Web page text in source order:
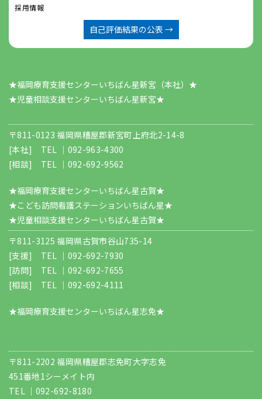
採用情報
自己評価結果の公表 →
★福岡療育支援センターいちばん星新宮（本社）★
​​​​​​​★児童相談支援センターいちばん星新宮★
〒811-0123 福岡県糟屋郡新宮町上府北2-14-8
[本社] TEL ｜ 092-963-4300
[相談] TEL ｜ 092-692-9562
★福岡療育支援センターいちばん星古賀★
★こども訪問看護ステーションいちばん星★
★児童相談支援センターいちばん星古賀★
〒811-3125 福岡県古賀市谷山735-14
[支援] TEL ｜ 092-692-7930
[訪問] TEL ｜ 092-692-7655
[相談] TEL ｜ 092-692-4111
★福岡療育支援センターいちばん星志免★
〒811-2202 福岡県糟屋郡志免町大字志免
451番地1シーメイト内
TEL ｜ 092-692-8180